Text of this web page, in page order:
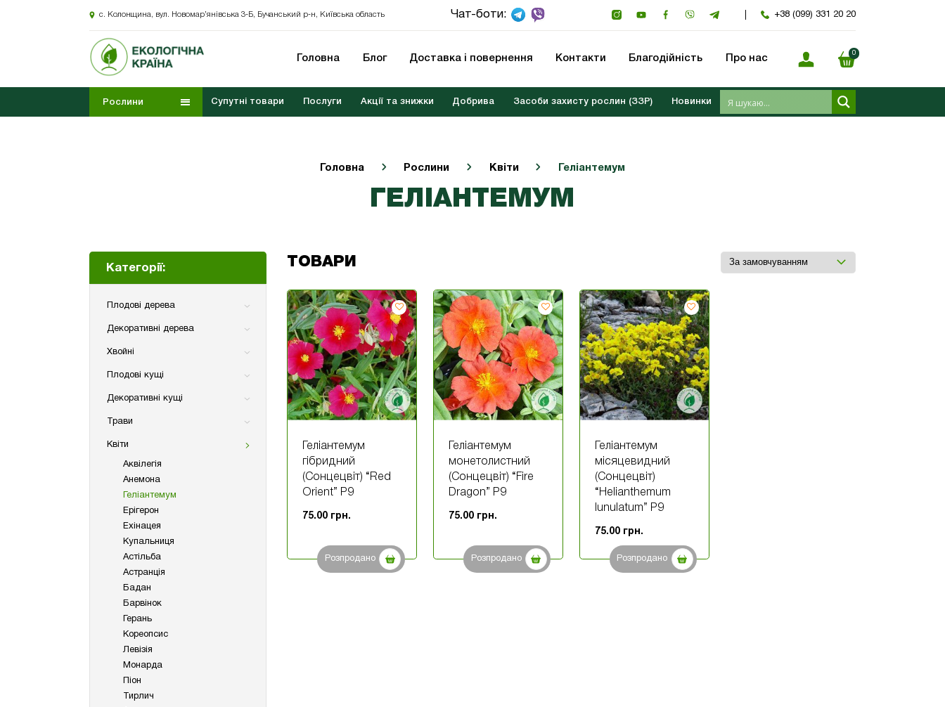
с. Колонщина, вул. Новомар’янівська 3-Б, Бучанський р-н, Київська область Чат-боти: +38 (099) 331 20 20
Головна Блог Доставка і повернення Контакти Благодійність Про нас 0
Рослини Супутні товари Послуги Акції та знижки Добрива Засоби захисту рослин (ЗЗР) Новинки
Головна Рослини Квіти Геліантемум
ГЕЛІАНТЕМУМ
Категорії:
Плодові дерева
Декоративні дерева
Хвойні
Плодові кущі
Декоративні кущі
Трави
Квіти
Аквілегія
Анемона
Геліантемум
Ерігерон
Ехінацея
Купальниця
Астільба
Астранція
Бадан
Барвінок
Герань
Кореопсис
Левізія
Монарда
Піон
Тирлич
ТОВАРИ
Геліантемум
гібридний
(Сонцецвіт) “Red
Orient” P9
75.00 грн.
Розпродано
Геліантемум
монетолистний
(Сонцецвіт) “Fire
Dragon” P9
75.00 грн.
Розпродано
Геліантемум
місяцевидний
(Сонцецвіт)
“Helianthemum
lunulatum” P9
75.00 грн.
Розпродано